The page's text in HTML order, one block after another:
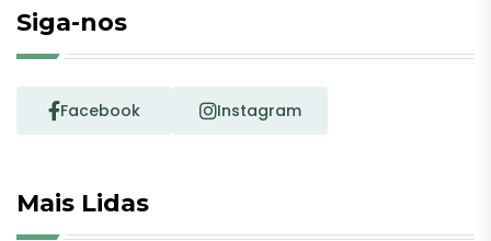
Siga-nos
Facebook Instagram
Mais Lidas